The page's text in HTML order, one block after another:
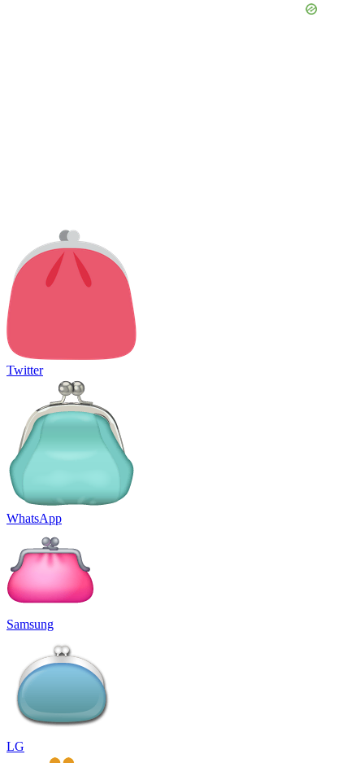
Twitter
WhatsApp
Samsung
LG